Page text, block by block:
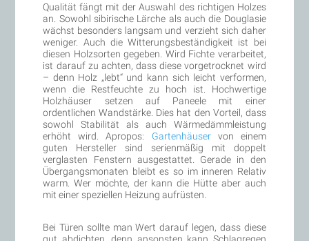
Qualität fängt mit der Auswahl des richtigen Holzes
an. Sowohl sibirische Lärche als auch die Douglasie
wächst besonders langsam und verzieht sich daher
weniger. Auch die Witterungsbeständigkeit ist bei
diesen Holzsorten gegeben. Wird Fichte verarbeitet,
ist darauf zu achten, dass diese vorgetrocknet wird
– denn Holz „lebt“ und kann sich leicht verformen,
wenn die Restfeuchte zu hoch ist. Hochwertige
Holzhäuser setzen auf Paneele mit einer
ordentlichen Wandstärke. Dies hat den Vorteil, dass
sowohl Stabilität als auch Wärmedämmleistung
erhöht wird. Apropos: Gartenhäuservon einem
guten Hersteller sind serienmäßig mit doppelt
verglasten Fenstern ausgestattet. Gerade in den
Übergangsmonaten bleibt es so im inneren Relativ
warm. Wer möchte, der kann die Hütte aber auch
mit einer speziellen Heizung aufrüsten.
Bei Türen sollte man Wert darauf legen, dass diese
gut abdichten, denn ansonsten kann Schlagregen